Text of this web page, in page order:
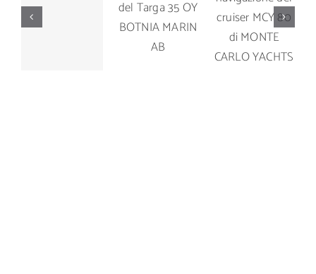
Prova di
navigazione
Mare del
Targa 35
OY
BOTNIA
navigazione
del cruiser
MCY 80 di
CARLO